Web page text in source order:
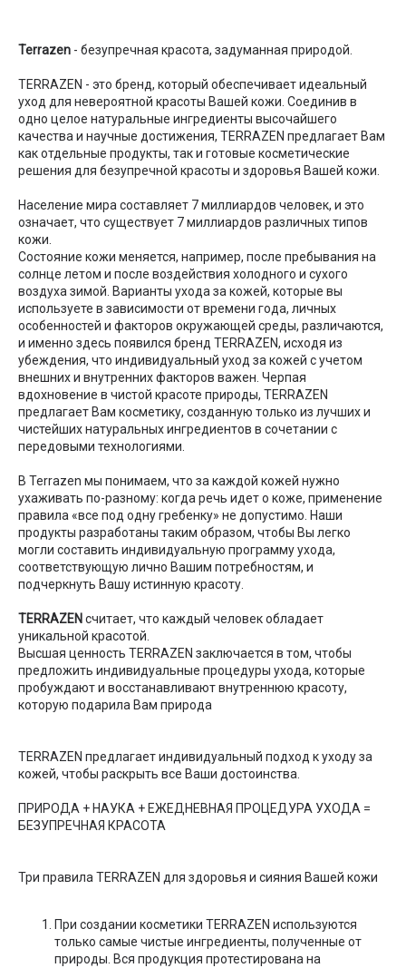
Terrazen - безупречная красота, задуманная природой.
TERRAZEN - это бренд, который обеспечивает идеальный
уход для невероятной красоты Вашей кожи. Соединив в
одно целое натуральные ингредиенты высочайшего
качества и научные достижения, TERRAZEN предлагает Вам
как отдельные продукты, так и готовые косметические
решения для безупречной красоты и здоровья Вашей кожи.
Население мира составляет 7 миллиардов человек, и это
означает, что существует 7 миллиардов различных типов
кожи.
Состояние кожи меняется, например, после пребывания на
солнце летом и после воздействия холодного и сухого
воздуха зимой. Варианты ухода за кожей, которые вы
используете в зависимости от времени года, личных
особенностей и факторов окружающей среды, различаются,
и именно здесь появился бренд TERRAZEN, исходя из
убеждения, что индивидуальный уход за кожей с учетом
внешних и внутренних факторов важен. Черпая
вдохновение в чистой красоте природы, TERRAZEN
предлагает Вам косметику, созданную только из лучших и
чистейших натуральных ингредиентов в сочетании с
передовыми технологиями.
В Terrazen мы понимаем, что за каждой кожей нужно
ухаживать по-разному: когда речь идет о коже, применение
правила «все под одну гребенку» не допустимо. Наши
продукты разработаны таким образом, чтобы Вы легко
могли составить индивидуальную программу ухода,
соответствующую лично Вашим потребностям, и
подчеркнуть Вашу истинную красоту.
TERRAZEN считает, что каждый человек обладает
уникальной красотой.
Высшая ценность TERRAZEN заключается в том, чтобы
предложить индивидуальные процедуры ухода, которые
пробуждают и восстанавливают внутреннюю красоту,
которую подарила Вам природа
TERRAZEN предлагает индивидуальный подход к уходу за
кожей, чтобы раскрыть все Ваши достоинства.
ПРИРОДА + НАУКА + ЕЖЕДНЕВНАЯ ПРОЦЕДУРА УХОДА =
БЕЗУПРЕЧНАЯ КРАСОТА
Три правила TERRAZEN для здоровья и сияния Вашей кожи
При создании косметики TERRAZEN используются
только самые чистые ингредиенты, полученные от
природы. Вся продукция протестирована на